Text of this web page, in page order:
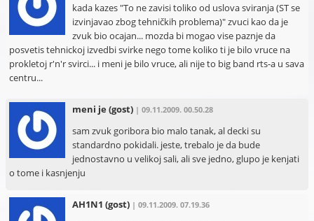
kada kazes "To ne zavisi toliko od uslova sviranja (ST se
izvinjavao zbog tehničkih problema)" zvuci kao da je
zvuk bio ocajan... mozda bi mogao vise paznje da
posvetis tehnickoj izvedbi svirke nego tome koliko ti je bilo vruce na
prokletoj r'n'r svirci... i meni je bilo vruce, ali nije to big band rts-a u sava
centru...
meni je (gost) | 09.11.2009. 00.50.28
sam zvuk goribora bio malo tanak, al decki su
standardno pokidali. jeste, trebalo je da bude
jednostavno u velikoj sali, ali sve jedno, glupo je kenjati
o tome i kasnjenju
AH1N1 (gost) | 09.11.2009. 07.19.36